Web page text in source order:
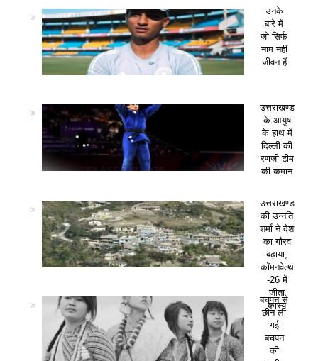
उनके
बारे में
जो सिर्फ
नाम नहीं
जीवन हैं
उत्तराखण्ड
के आयुष
के हाथ में
दिल्ली की
रणजी टीम
की कमान
उत्तराखण्ड
की उन्नति
शर्मा ने देश
का गौरव
बढ़ाया,
कॉमनवेल्थ
-26 में
जीता
कांस्य
बचपन से
छीन ली
गई
बचपन
की